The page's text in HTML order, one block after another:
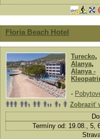
Floria Beach Hotel
Turecko,
Alanya,
Alanya -
-
Zobraziť
Termíny od: 19.08., 5,